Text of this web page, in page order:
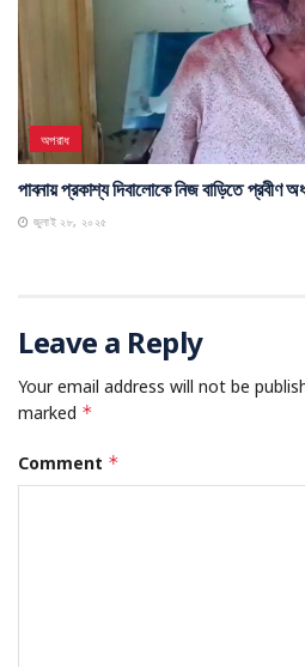
অপরাধ
পাবনায় প্রকাশ্য দিবালোকে নিজ বাড়িতে প্রবীণ
জুলাই ২৮, ২০২৫
Leave a Reply
Your email address will not be
marked *
Comment *